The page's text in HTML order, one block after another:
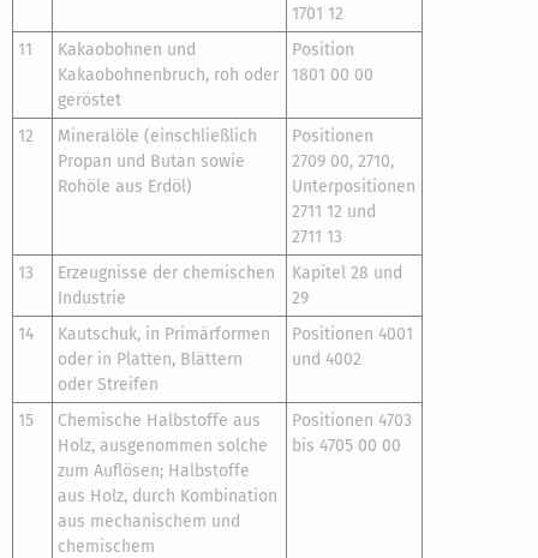
1701 12
11
Kakaobohnen und
Kakaobohnenbruch, roh oder
geröstet
Position
1801 00 00
12
Mineralöle (einschließlich
Propan und Butan sowie
Rohöle aus Erdöl)
Positionen
2709 00, 2710,
Unterpositionen
2711 12 und
2711 13
13
Erzeugnisse der chemischen
Industrie
Kapitel 28 und
29
14
Kautschuk, in Primärformen
oder in Platten, Blättern
oder Streifen
Positionen 4001
und 4002
15
Chemische Halbstoffe aus
Holz, ausgenommen solche
zum Auflösen; Halbstoffe
aus Holz, durch Kombination
aus mechanischem und
chemischem
Positionen 4703
bis 4705 00 00